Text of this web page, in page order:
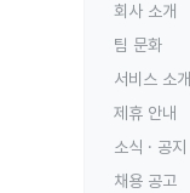
회사 소개
팀 문화
서비스 소개
제휴 안내
소식 · 공지
채용 공고